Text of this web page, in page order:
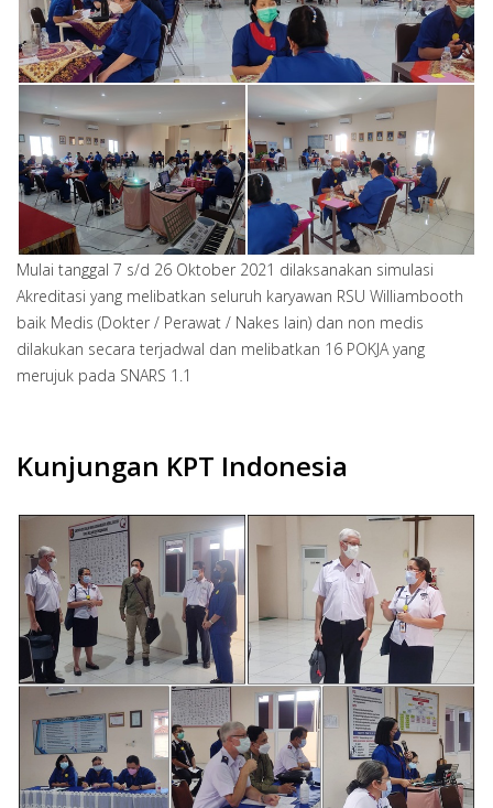
Mulai tanggal 7 s/d 26 Oktober 2021 dilaksanakan simulasi
Akreditasi yang melibatkan seluruh karyawan RSU Williambooth
baik Medis (Dokter / Perawat / Nakes lain) dan non medis
dilakukan secara terjadwal dan melibatkan 16 POKJA yang
merujuk pada SNARS 1.1
Kunjungan KPT Indonesia